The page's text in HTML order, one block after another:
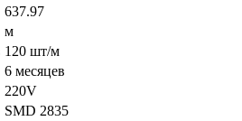
637.97
м
120 шт/м
6 месяцев
220V
SMD 2835